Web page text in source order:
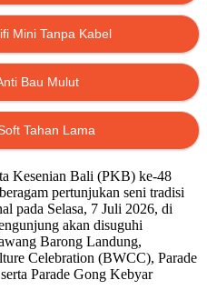
Mini Tanpa Kabel
Bau Mulut
Tahan Lama
Kesenian Bali (PKB) ke-48
pertunjukan seni tradisi
pada Selasa, 7 Juli 2026, di
akan disuguhi
Barong Landung,
Celebration (BWCC), Parade
Parade Gong Kebyar